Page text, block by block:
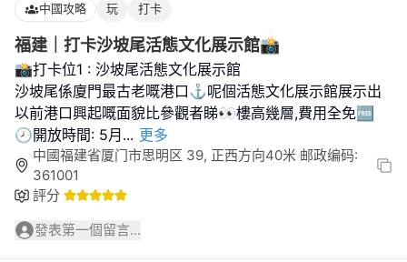
中國攻略 玩 打卡
福建｜打卡沙坡尾活態文化展示館📸
📸打卡位1 : 沙坡尾活態文化展示館
沙坡尾係廈門最古老嘅港口⚓️呢個活態文化展示館展示出
以前港口興起嘅面貌比參觀者睇👀樓高幾層,費用全免🆓
🕗開放時間: 5月... 更多
中國福建省厦门市思明区 39, 正西方向40米 邮政编码:
361001
評分
發表第一個留言...